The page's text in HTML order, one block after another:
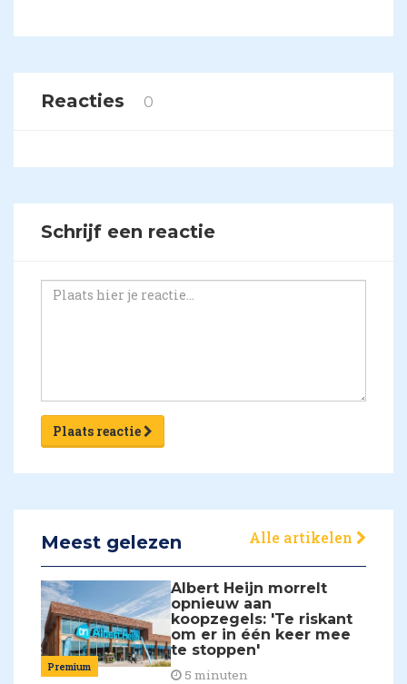
Reacties 0
Schrijf een reactie
Plaats reactie
Meest gelezen Alle artikelen
Premium
Albert Heijn morrelt
opnieuw aan
koopzegels: 'Te riskant
om er in één keer mee
te stoppen'
5 minuten